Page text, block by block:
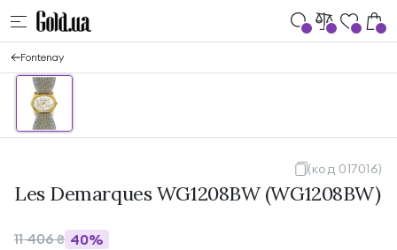
Fontenay
(код 017016)
Les Demarques WG1208BW (WG1208BW)
11 406₴ 40%